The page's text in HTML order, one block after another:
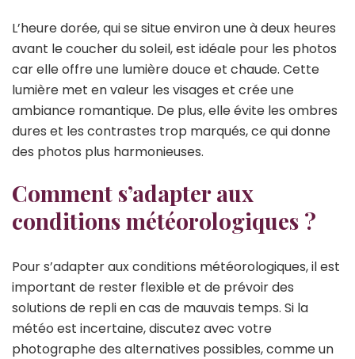
L’heure dorée, qui se situe environ une à deux heures
avant le coucher du soleil, est idéale pour les photos
car elle offre une lumière douce et chaude. Cette
lumière met en valeur les visages et crée une
ambiance romantique. De plus, elle évite les ombres
dures et les contrastes trop marqués, ce qui donne
des photos plus harmonieuses.
Comment s’adapter aux
conditions météorologiques ?
Pour s’adapter aux conditions météorologiques, il est
important de rester flexible et de prévoir des
solutions de repli en cas de mauvais temps. Si la
météo est incertaine, discutez avec votre
photographe des alternatives possibles, comme un